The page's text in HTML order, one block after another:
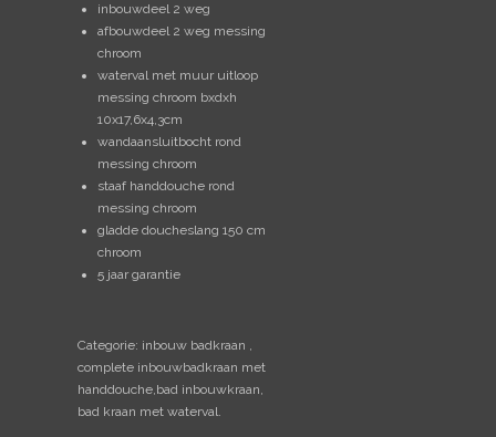
inbouwdeel 2 weg
afbouwdeel 2 weg messing
chroom
waterval met muur uitloop
messing chroom bxdxh
10x17,6x4,3cm
wandaansluitbocht rond
messing chroom
staaf handdouche rond
messing chroom
gladde doucheslang 150 cm
chroom
5 jaar garantie
Categorie: inbouw badkraan ,
complete inbouwbadkraan met
handdouche,bad inbouwkraan,
bad kraan met waterval.